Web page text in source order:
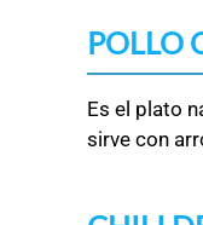
POLLO
Es el plato
sirve con